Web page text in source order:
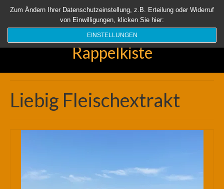
Startseite Aktuell Über uns Unsere Rappelkiste Länder
Suchen
Rappelkiste
Liebig Fleischextrakt
Zum Ändern Ihrer Datenschutzeinstellung, z.B. Erteilung oder Widerruf
von Einwilligungen, klicken Sie hier:
EINSTELLUNGEN